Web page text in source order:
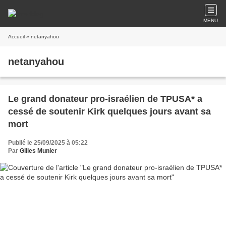
MENU
Accueil » netanyahou
netanyahou
Le grand donateur pro-israélien de TPUSA* a
cessé de soutenir Kirk quelques jours avant sa
mort
Publié le 25/09/2025 à 05:22
Par Gilles Munier